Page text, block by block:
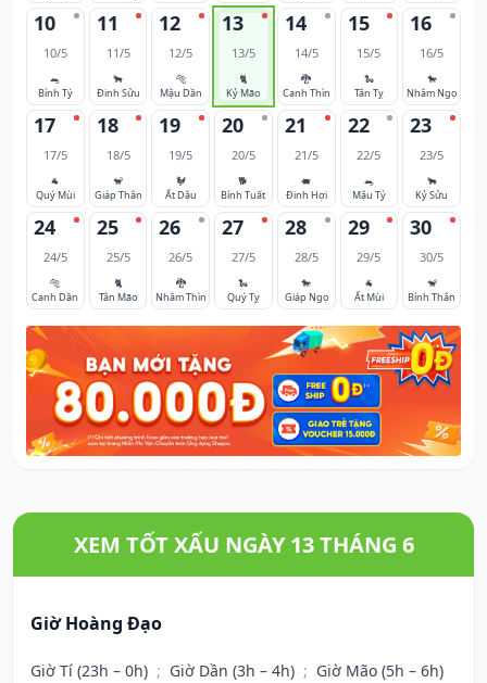
10
10/5
🐀
Bính Tý
11
11/5
🐂
Đinh Sửu
12
12/5
🐅
Mậu Dần
13
13/5
🐈
Kỷ Mão
14
14/5
🐉
Canh Thìn
15
15/5
🐍
Tân Tỵ
16
16/5
🐎
Nhâm Ngọ
17
17/5
🐐
Quý Mùi
18
18/5
🐒
Giáp Thân
19
19/5
🐓
Ất Dậu
20
20/5
🐕
Bính Tuất
21
21/5
🐖
Đinh Hợi
22
22/5
🐀
Mậu Tý
23
23/5
🐂
Kỷ Sửu
24
24/5
🐅
Canh Dần
25
25/5
🐈
Tân Mão
26
26/5
🐉
Nhâm Thìn
27
27/5
🐍
Quý Tỵ
28
28/5
🐎
Giáp Ngọ
29
29/5
🐐
Ất Mùi
30
30/5
🐒
Bính Thân
XEM TỐT XẤU NGÀY 13 THÁNG 6
Giờ Hoàng Đạo
Giờ Tí (23h – 0h) ; Giờ Dần (3h – 4h) ; Giờ Mão (5h – 6h)